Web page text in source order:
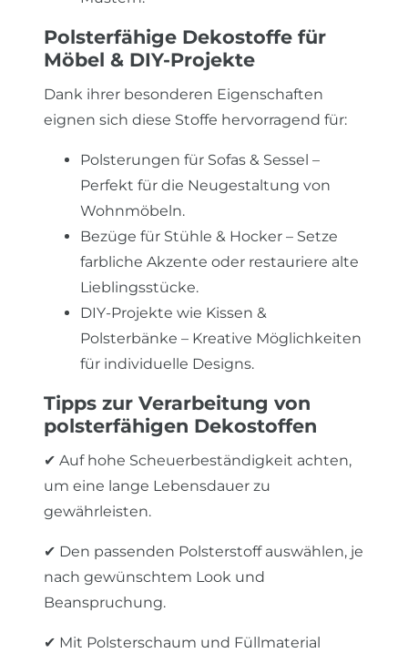
Polsterfähige Dekostoffe für
Möbel & DIY-Projekte
Dank ihrer besonderen Eigenschaften
eignen sich diese Stoffe hervorragend für:
Polsterungen für Sofas & Sessel –
Perfekt für die Neugestaltung von
Wohnmöbeln.
Bezüge für Stühle & Hocker – Setze
farbliche Akzente oder restauriere alte
Lieblingsstücke.
DIY-Projekte wie Kissen &
Polsterbänke – Kreative Möglichkeiten
für individuelle Designs.
Tipps zur Verarbeitung von
polsterfähigen Dekostoffen
✔ Auf hohe Scheuerbeständigkeit achten,
um eine lange Lebensdauer zu
gewährleisten.
✔ Den passenden Polsterstoff auswählen, je
nach gewünschtem Look und
Beanspruchung.
✔ Mit Polsterschaum und Füllmaterial